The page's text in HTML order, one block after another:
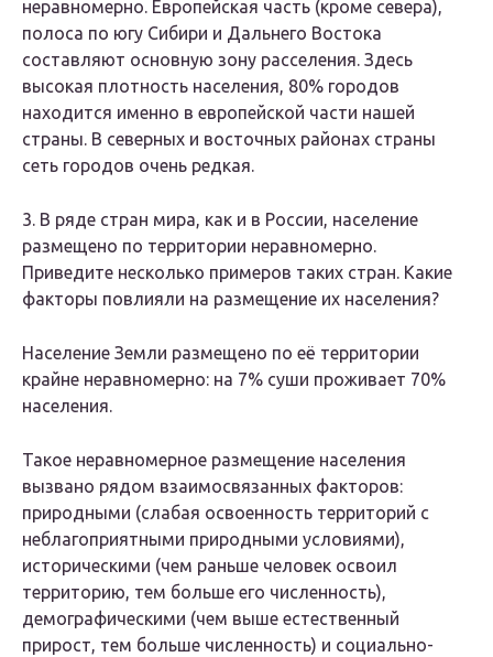
неравномерно. Европейская часть (кроме севера),
полоса по югу Сибири и Дальнего Востока
составляют основную зону расселения. Здесь
высокая плотность населения, 80% городов
находится именно в европейской части нашей
страны. В северных и восточных районах страны
сеть городов очень редкая.
3. В ряде стран мира, как и в России, население
размещено по территории неравномерно.
Приведите несколько примеров таких стран. Какие
факторы повлияли на размещение их населения?
Население Земли размещено по её территории
крайне неравномерно: на 7% суши проживает 70%
населения.
Такое неравномерное размещение населения
вызвано рядом взаимосвязанных факторов:
природными (слабая освоенность территорий с
неблагоприятными природными условиями),
историческими (чем раньше человек освоил
территорию, тем больше его численность),
демографическими (чем выше естественный
прирост, тем больше численность) и социально-